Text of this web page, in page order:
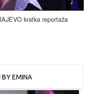
kratka reportaža
BY EMINA